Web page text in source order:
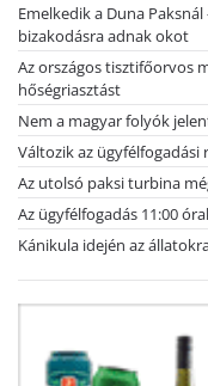
Emelkedik a Duna
bizakodásra adnak okot
Az országos tisztifőorvos
hőségriasztást
Nem a magyar folyók
Változik az
Az utolsó paksi turbina
Az ügyfélfogadás 11:00
Kánikula idején az